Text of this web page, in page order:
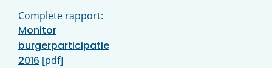
Complete rapport:
Monitor
burgerparticipatie
2016 [pdf]